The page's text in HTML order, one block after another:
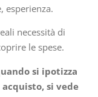
esperienza.
necessità di
le spese.
si ipotizza
si vede